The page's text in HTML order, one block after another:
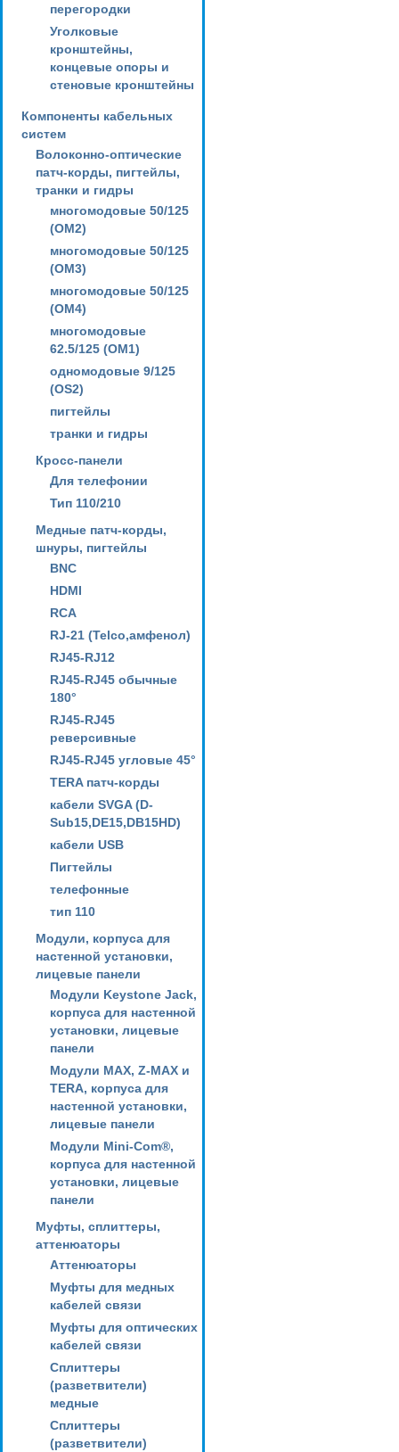
перегородки
Уголковые
кронштейны,
концевые опоры и
стеновые кронштейны
Компоненты кабельных
систем
Волоконно-оптические
патч-корды, пигтейлы,
транки и гидры
многомодовые 50/125
(OM2)
многомодовые 50/125
(OM3)
многомодовые 50/125
(OM4)
многомодовые
62.5/125 (OM1)
одномодовые 9/125
(OS2)
пигтейлы
транки и гидры
Кросс-панели
Для телефонии
Тип 110/210
Медные патч-корды,
шнуры, пигтейлы
BNC
HDMI
RCA
RJ-21 (Telco,амфенол)
RJ45-RJ12
RJ45-RJ45 обычные
180°
RJ45-RJ45
реверсивные
RJ45-RJ45 угловые 45°
TERA патч-корды
кабели SVGA (D-
Sub15,DE15,DB15HD)
кабели USB
Пигтейлы
телефонные
тип 110
Модули, корпуса для
настенной установки,
лицевые панели
Модули Keystone Jack,
корпуса для настенной
установки, лицевые
панели
Модули MAX, Z-MAX и
TERA, корпуса для
настенной установки,
лицевые панели
Модули Mini-Com®,
корпуса для настенной
установки, лицевые
панели
Муфты, сплиттеры,
аттенюаторы
Аттенюаторы
Муфты для медных
кабелей связи
Муфты для оптических
кабелей связи
Сплиттеры
(разветвители)
медные
Сплиттеры
(разветвители)